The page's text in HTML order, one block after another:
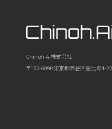
Chinoh.Ai株式会社
〒150-6090 東京都渋谷区恵比寿4-